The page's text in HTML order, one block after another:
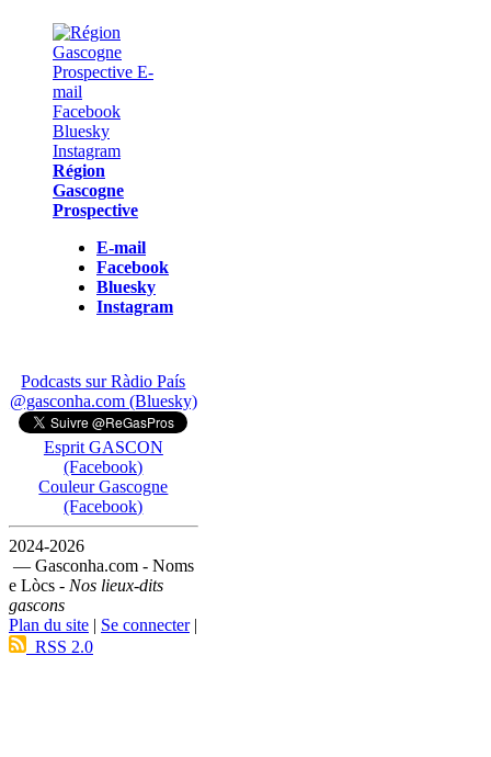
Région
Gascogne
Prospective
E-mail
Facebook
Bluesky
Instagram
Podcasts sur Ràdio País
@gasconha.com (Bluesky)
Esprit GASCON
(Facebook)
Couleur Gascogne
(Facebook)
2024-2026
— Gasconha.com - Noms
e Lòcs - Nos lieux-dits
gascons
Plan du site | Se connecter|
RSS 2.0